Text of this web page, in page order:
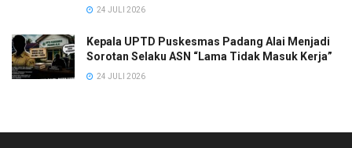
24 JULI 2026
Kepala UPTD Puskesmas Padang Alai Menjadi
Sorotan Selaku ASN “Lama Tidak Masuk Kerja”
24 JULI 2026